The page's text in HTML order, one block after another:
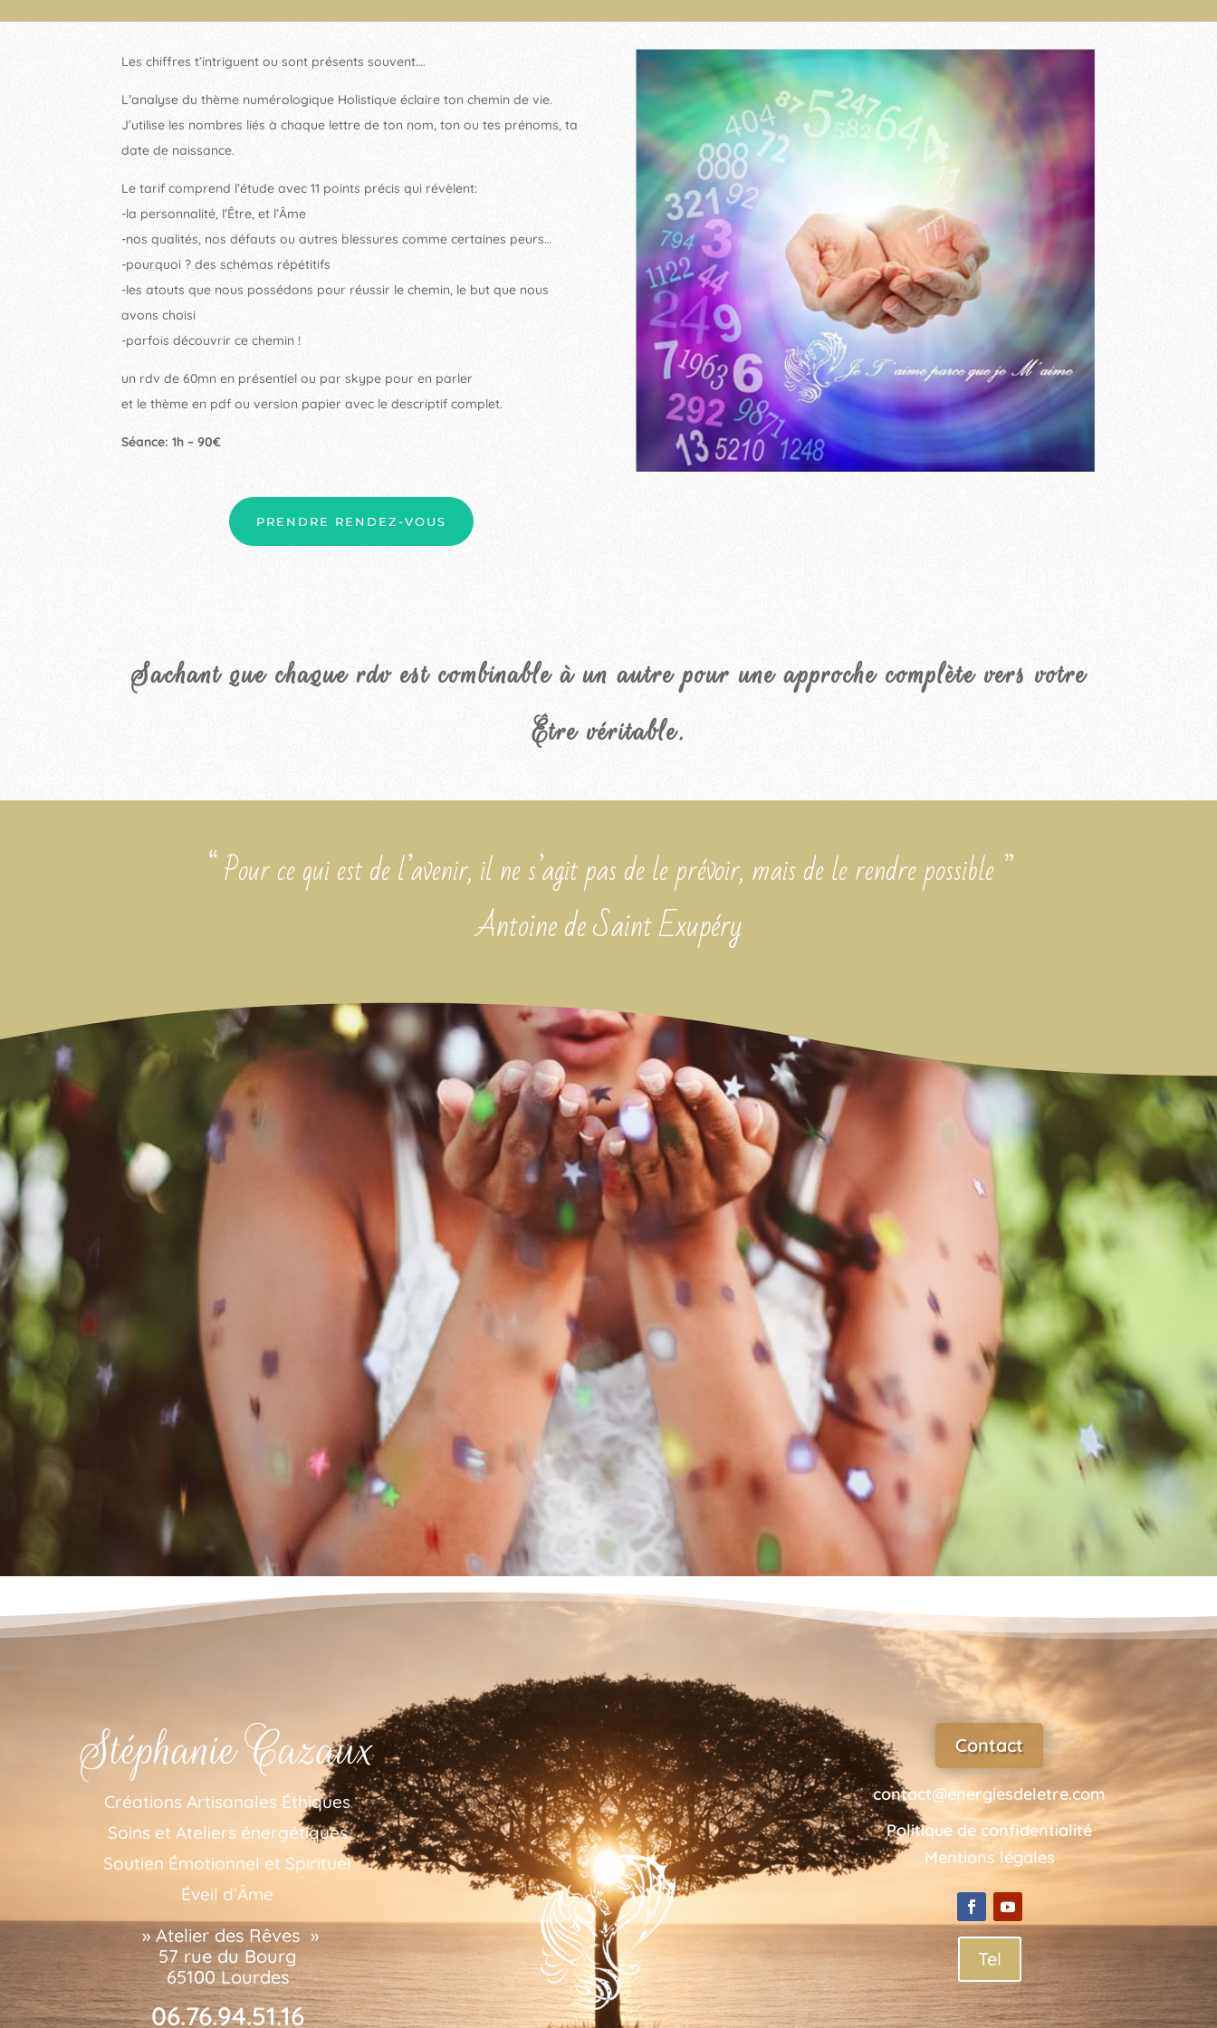
Les chiffres t’intriguent ou sont présents souvent….
L’analyse du thème numérologique Holistique éclaire ton chemin de vie.
J’utilise les nombres liés à chaque lettre de ton nom, ton ou tes prénoms, ta
date de naissance.
Le tarif comprend l’étude avec 11 points précis qui révèlent:
-la personnalité, l’Être, et l’Âme
-nos qualités, nos défauts ou autres blessures comme certaines peurs…
-pourquoi ? des schémas répétitifs
-les atouts que nous possédons pour réussir le chemin, le but que nous
avons choisi
-parfois découvrir ce chemin !
un rdv de 60mn en présentiel ou par skype pour en parler
et le thème en pdf ou version papier avec le descriptif complet.
Séance: 1h – 90€
PRENDRE RENDEZ-VOUS
Sachant que chaque rdv est combinable à un autre pour une approche complète vers votre
Être véritable.
“ Pour ce qui est de l’avenir, il ne s’agit pas de le prévoir, mais de le rendre possible ”
Antoine de Saint Exupéry
Stéphanie Cazaux
Créations Artisanales Éthiques
Soins et Ateliers énergétiques
Soutien Émotionnel et Spirituel
Éveil d’Âme
» Atelier des Rêves »
57 rue du Bourg
65100 Lourdes
06.76.94.51.16
Contact
contact@energiesdeletre.com
Politique de confidentialité
Mentions légales
Tel